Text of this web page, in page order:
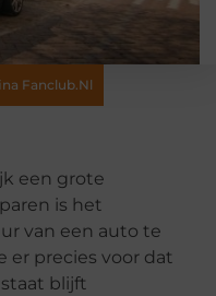
Fanclub.nl
een grote
is het
van een auto te
er precies voor dat
blijft